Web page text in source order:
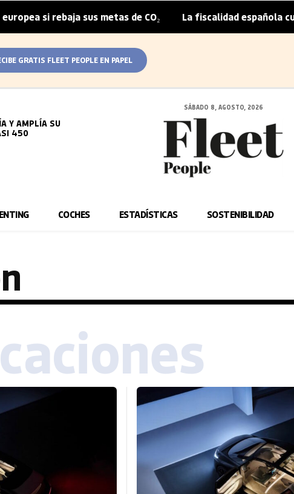
si rebaja sus metas de CO₂ | La fiscalidad española
GRATIS FLEET PEOPLE EN PAPEL
Y AMPLÍA SU
450
SÁBADO 8, AGOSTO, 2026
COCHES ESTADÍSTICAS SOSTENIBILIDAD